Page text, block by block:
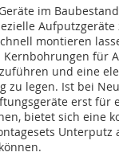
im
montieren
für
und eine
zu legen. Ist bei
erst für
bietet sich eine
Unterputz